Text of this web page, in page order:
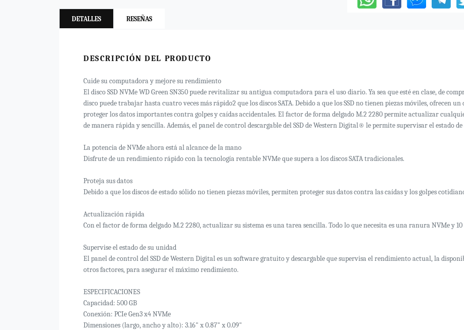
DETALLES RESEÑAS
DESCRIPCIÓN DEL PRODUCTO
Cuide su computadora y mejore su rendimiento
El disco SSD NVMe WD Green SN350 puede revitalizar su antigua computadora para el uso diario. Ya sea que esté en clase, de
disco puede trabajar hasta cuatro veces más rápido2 que los discos SATA. Debido a que los SSD no tienen piezas móviles, ofrecen
proteger los datos importantes contra golpes y caídas accidentales. El factor de forma delgado M.2 2280 permite actualizar
de manera rápida y sencilla. Además, el panel de control descargable del SSD de Western Digital® le permite supervisar el estado
La potencia de NVMe ahora está al alcance de la mano
Disfrute de un rendimiento rápido con la tecnología rentable NVMe que supera a los discos SATA tradicionales.
Proteja sus datos
Debido a que los discos de estado sólido no tienen piezas móviles, permiten proteger sus datos contra las caídas y los golpes
Actualización rápida
Con el factor de forma delgado M.2 2280, actualizar su sistema es una tarea sencilla. Todo lo que necesita es una ranura NVMe y
Supervise el estado de su unidad
El panel de control del SSD de Western Digital es un software gratuito y descargable que supervisa el rendimiento actual, la
otros factores, para asegurar el máximo rendimiento.
ESPECIFICACIONES
Capacidad: 500 GB
Conexión: PCIe Gen3 x4 NVMe
Dimensiones (largo, ancho y alto): 3.16" x 0.87" x 0.09"